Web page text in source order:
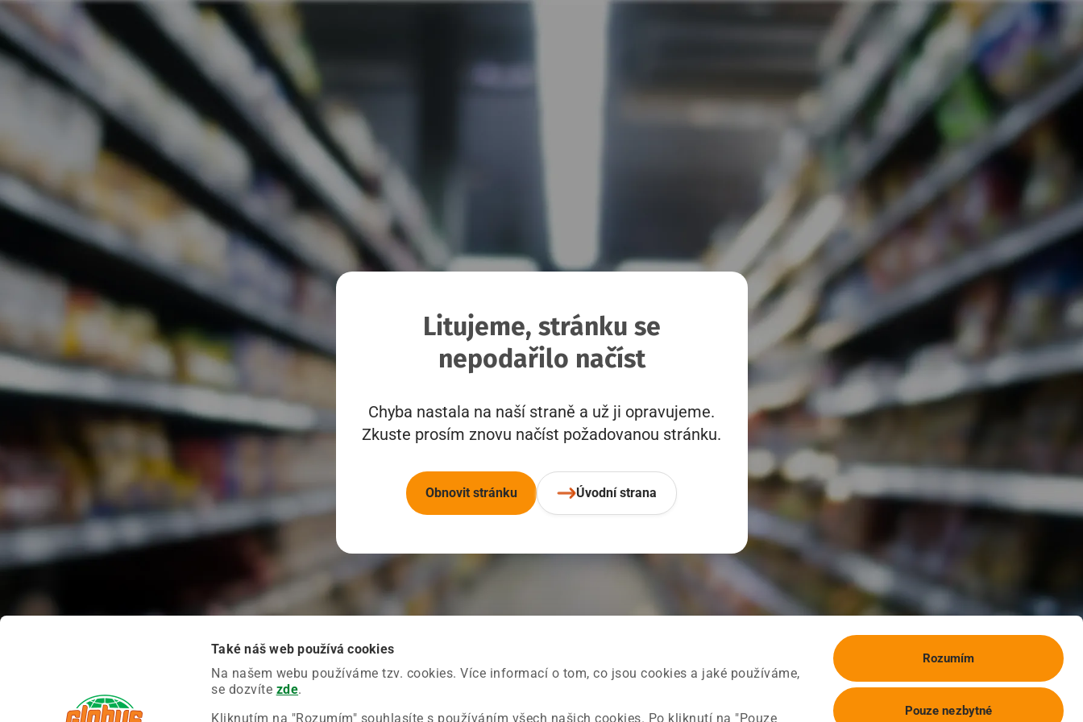
Také náš web používá cookies
Na našem webu používáme tzv. cookies. Více informací o tom, co jsou cookies a jaké používáme,
se dozvíte zde.
Kliknutím na "Rozumím" souhlasíte s používáním všech našich cookies. Po kliknutí na "Pouze
Rozumím
Pouze nezbytné
Litujeme, stránku se
nepodařilo načíst
Chyba nastala na naší straně a už ji opravujeme.
Zkuste prosím znovu načíst požadovanou stránku.
Obnovit stránku Úvodní strana